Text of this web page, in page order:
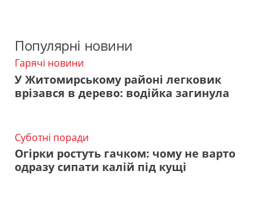
Популярні новини
Гарячі новини
У Житомирському районі легковик
врізався в дерево: водійка загинула
Суботні поради
Огірки ростуть гачком: чому не варто
одразу сипати калій під кущі